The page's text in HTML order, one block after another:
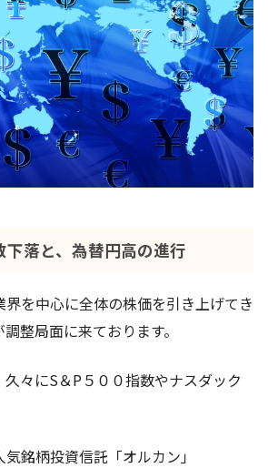
下落と、為替円高の進行
を中心に全体の株価を引き上げてき
整局面に来ております。
久々にS＆P５００指数やナスダック
銘柄投資信託「オルカン」